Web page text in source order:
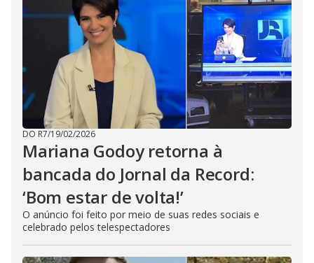
DO R7/19/02/2026
Mariana Godoy retorna à
bancada do Jornal da Record:
‘Bom estar de volta!’
O anúncio foi feito por meio de suas redes sociais e
celebrado pelos telespectadores